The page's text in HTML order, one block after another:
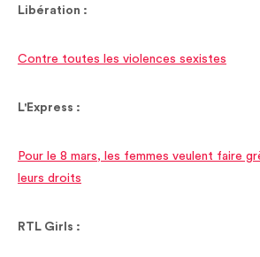
Libération :
Contre toutes les violences sexistes
L'Express :
Pour le 8 mars, les femmes veulent faire
leurs droits
RTL Girls :